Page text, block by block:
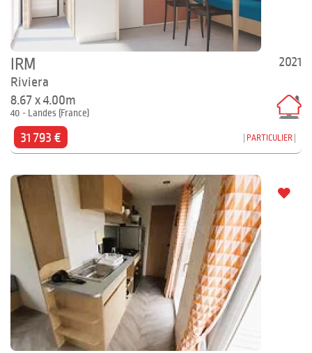
2021
IRM
Riviera
8.67 x 4.00m
40 - Landes (France)
31 793 € PARTICULIER